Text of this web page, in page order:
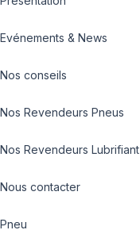
Evénements & News
Nos conseils
Nos Revendeurs Pneus
Nos Revendeurs Lubrifiant
Nous contacter
Pneu